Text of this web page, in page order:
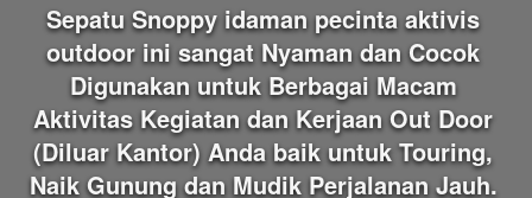
Sepatu Snoppy idaman pecinta aktivis
outdoor ini sangat Nyaman dan Cocok
Digunakan untuk Berbagai Macam
Aktivitas Kegiatan dan Kerjaan Out Door
(Diluar Kantor) Anda baik untuk Touring,
Naik Gunung dan Mudik Perjalanan Jauh.